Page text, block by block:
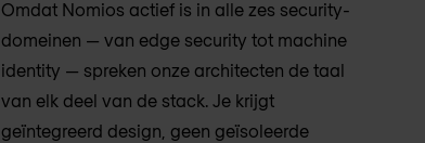
Omdat Nomios actief is in alle zes security-
domeinen — van edge security tot machine
identity — spreken onze architecten de taal
van elk deel van de stack. Je krijgt
geïntegreerd design, geen geïsoleerde